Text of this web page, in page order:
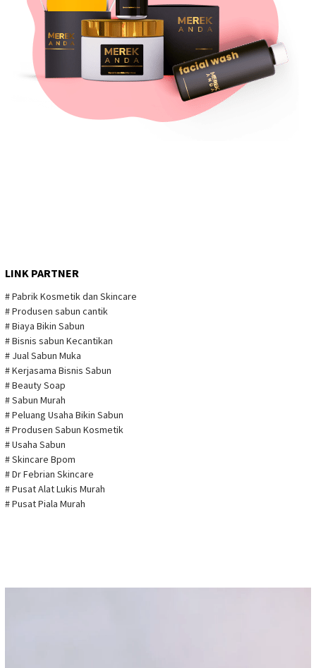
LINK PARTNER
# Pabrik Kosmetik dan Skincare
# Produsen sabun cantik
# Biaya Bikin Sabun
# Bisnis sabun Kecantikan
# Jual Sabun Muka
# Kerjasama Bisnis Sabun
# Beauty Soap
# Sabun Murah
# Peluang Usaha Bikin Sabun
# Produsen Sabun Kosmetik
# Usaha Sabun
# Skincare Bpom
# Dr Febrian Skincare
# Pusat Alat Lukis Murah
# Pusat Piala Murah